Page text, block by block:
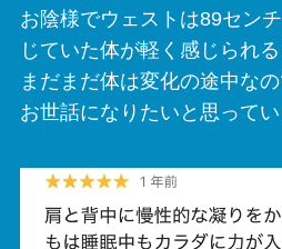
お陰様でウェストは89セン
じていた体が軽く感じられ
まだまだ体は変化の途中な
お世話になりたいと思ってい